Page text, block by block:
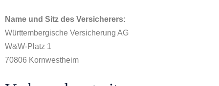
Name und Sitz des Versicherers:
Württembergische Versicherung AG
W&W-Platz 1
70806 Kornwestheim